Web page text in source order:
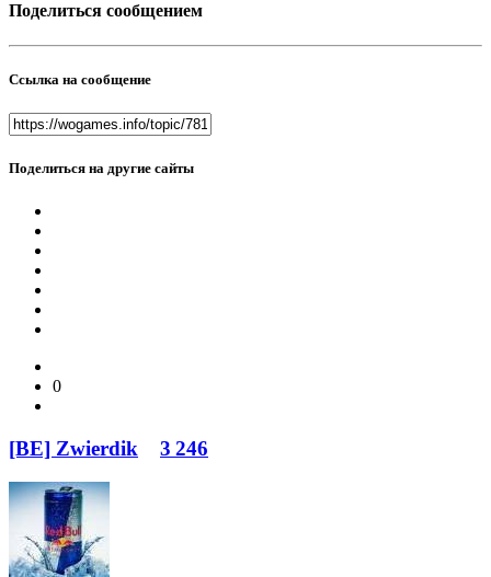
Поделиться сообщением
Ссылка на сообщение
Поделиться на другие сайты
0
[BE] Zwierdik 3 246